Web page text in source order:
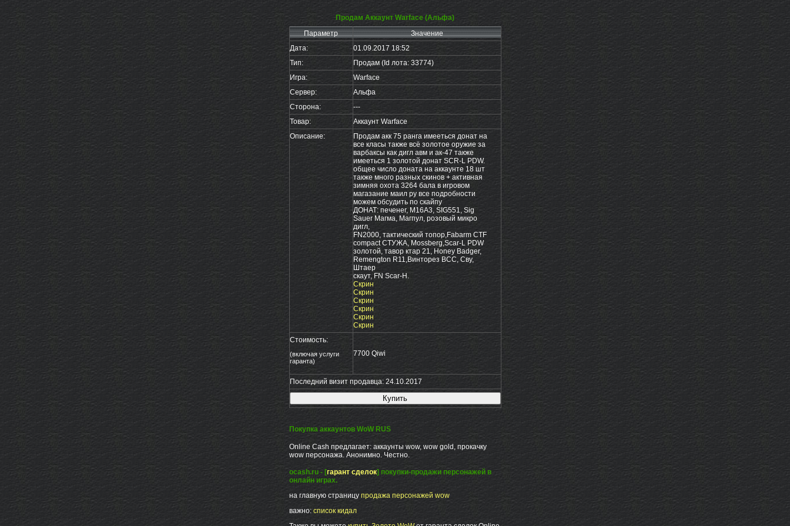
Продам Аккаунт Warface (Альфа)
Параметр
Значение
Дата:
01.09.2017 18:52
Тип:
Продам (Id лота: 33774)
Игра:
Warface
Сервер:
Альфа
Сторона:
---
Товар:
Аккаунт Warface
Описание:
Продам акк 75 ранга имееться донат на
все класы также всё золотое оружие за
варбаксы как дигл авм и ак-47 также
имееться 1 золотой донат SCR-L PDW.
общее число доната на аккаунте 18 шт
также много разных скинов + активная
зимняя охота 3264 бала в игровом
магазание маил ру все подробности
можем обсудить по скайпу
ДОНАТ: печенег, М16А3, SIG551, Sig
Sauer Магма, Магпул, розовый микро
дигл,
FN2000, тактический топор,Fabarm CTF
compact СТУЖА, Mossberg,Scar-L PDW
золотой, тавор ктар 21, Honey Badger,
Remengton R11,Винторез ВСС, Сву,
Штаер
скаут, FN Scar-H.
Скрин
Скрин
Скрин
Скрин
Скрин
Скрин
Стоимость:
(включая услуги
гаранта)
7700 Qiwi
Последний визит продавца: 24.10.2017
Покупка аккаунтов WoW RUS
Online Cash предлагает: аккаунты wow, wow gold, прокачку
wow персонажа. Анонимно. Честно.
ocash.ru - [гарант сделок] покупки-продажи персонажей в
онлайн играх.
на главную страницу продажа персонажей wow
важно: список кидал